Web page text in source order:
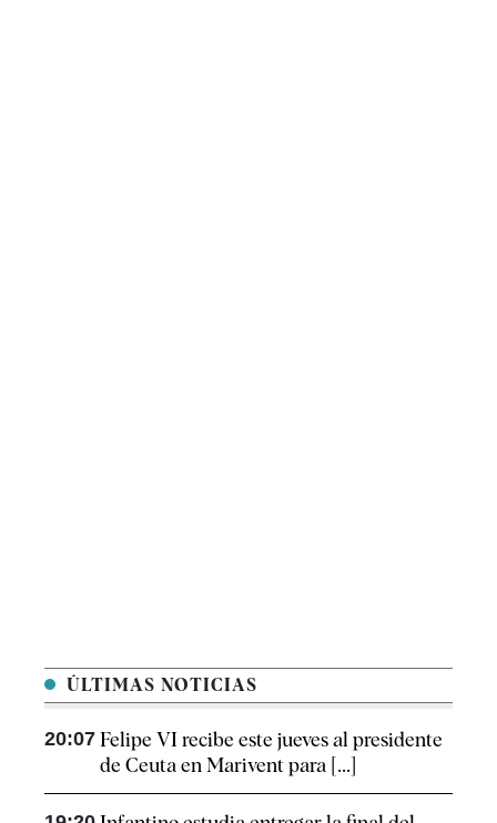
ÚLTIMAS NOTICIAS
20:07 Felipe VI recibe este jueves al presidente
de Ceuta en Marivent para [...]